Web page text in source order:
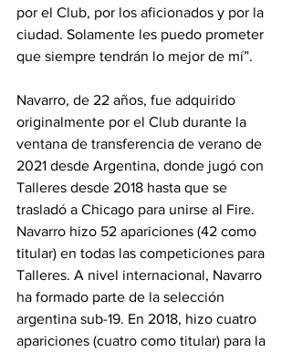
por el Club, por los aficionados y por la
ciudad. Solamente les puedo prometer
que siempre tendrán lo mejor de mí”.
Navarro, de 22 años, fue adquirido
originalmente por el Club durante la
ventana de transferencia de verano de
2021 desde Argentina, donde jugó con
Talleres desde 2018 hasta que se
trasladó a Chicago para unirse al Fire.
Navarro hizo 52 apariciones (42 como
titular) en todas las competiciones para
Talleres. A nivel internacional, Navarro
ha formado parte de la selección
argentina sub-19. En 2018, hizo cuatro
apariciones (cuatro como titular) para la